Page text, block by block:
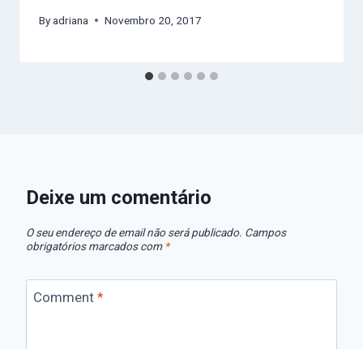
Byadriana Novembro 20, 2017
Deixe um comentário
O seu endereço de email não será publicado. Campos
obrigatórios marcados com *
Comment *